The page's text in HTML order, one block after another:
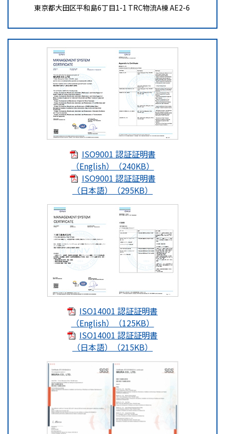
東京都大田区平和島6丁目1-1 TRC物流A棟 AE2-6
ISO9001 認証証明書
（English）（240KB）
ISO9001 認証証明書
（日本語）（295KB）
ISO14001 認証証明書
（English）（125KB）
ISO14001 認証証明書
（日本語）（215KB）